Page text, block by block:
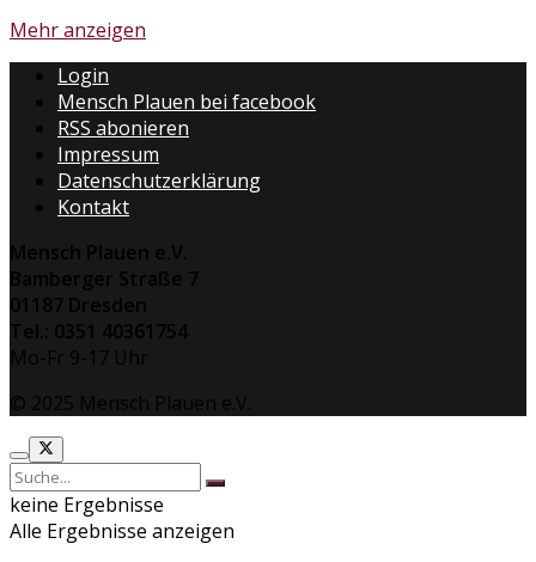
Mehr anzeigen
Login
Mensch Plauen bei facebook
RSS abonieren
Impressum
Datenschutzerklärung
Kontakt
Mensch Plauen e.V.
Bamberger Straße 7
01187 Dresden
Tel.: 0351 40361754
Mo-Fr 9-17 Uhr
© 2025 Mensch Plauen e.V.
keine Ergebnisse
Alle Ergebnisse anzeigen